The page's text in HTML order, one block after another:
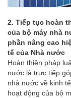
2. Tiếp tục hoàn
của bộ máy nhà
phần nâng cao
tế của Nhà nước
Hoàn thiện pháp
nước là trực tiếp
nhà nước về kinh
hoạt động của bộ